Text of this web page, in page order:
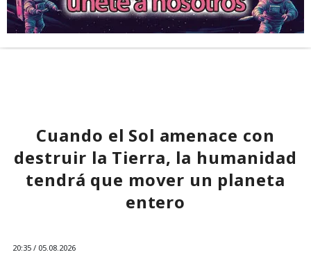
Cuando el Sol amenace con
destruir la Tierra, la humanidad
tendrá que mover un planeta
entero
20:35 / 05.08.2026